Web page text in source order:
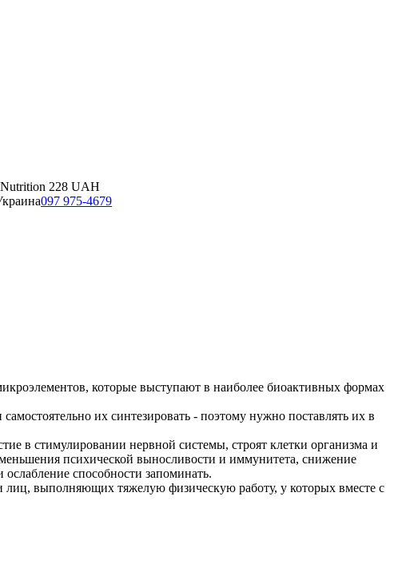
228 UAH
097 975-4679
которые выступают в наиболее биоактивных формах
их синтезировать - поэтому нужно поставлять их в
в стимулировании нервной системы, строят клетки организма и
психической выносливости и иммунитета, снижение
способности запоминать.
выполняющих тяжелую физическую работу, у которых вместе с